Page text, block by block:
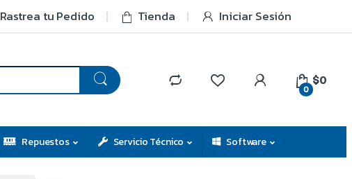
Rastrea tu Pedido Tienda Iniciar Sesión
0
$0
Repuestos Servicio Técnico Software